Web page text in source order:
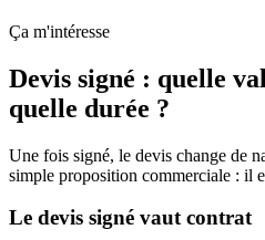
Ça m'intéresse
Devis signé : quelle
quelle durée ?
Une fois signé, le devis change de
simple proposition commerciale : il
Le devis signé vaut contrat